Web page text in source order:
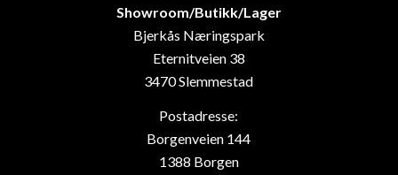
Showroom/Butikk/Lager
Bjerkås Næringspark
Eternitveien 38
3470 Slemmestad
Postadresse:
Borgenveien 144
1388 Borgen